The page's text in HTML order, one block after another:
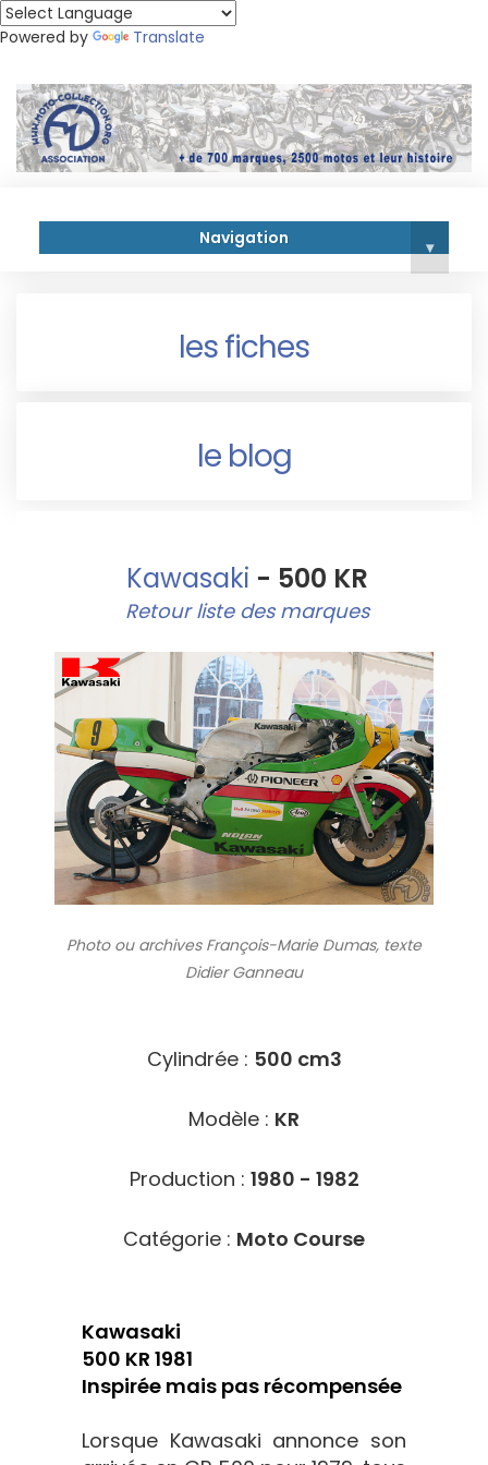
Powered by Translate
Navigation ▾
les fiches
le blog
Kawasaki - 500 KR
Retour liste des marques
Photo ou archivesFrançois-Marie Dumas, texte
Didier Ganneau
Cylindrée : 500 cm3
Modèle : KR
Production : 1980 - 1982
Catégorie : Moto Course
Kawasaki
500 KR 1981
Inspirée mais pas récompensée
Lorsque Kawasaki annonce son